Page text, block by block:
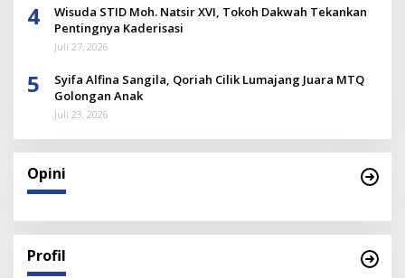
4
Wisuda STID Moh. Natsir XVI, Tokoh Dakwah Tekankan
Pentingnya Kaderisasi
Juli 27, 2026
5
Syifa Alfina Sangila, Qoriah Cilik Lumajang Juara MTQ
Golongan Anak
Juli 23, 2026
Opini
Profil